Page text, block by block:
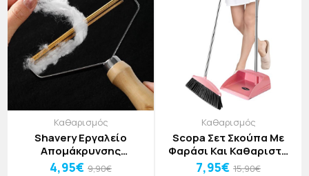
Καθαρισμός
Shavery Εργαλείο
Απομάκρυνσης
Χνουδιών
4,95€ 9,90€
Καθαρισμός
Scopa Σετ Σκούπα Με
Φαράσι Και Καθαριστή
Τζαμιών 85x32cm
7,95€ 15,90€